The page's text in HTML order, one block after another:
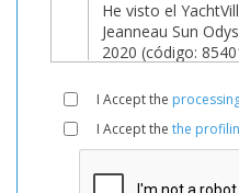
I Accept the
I Accept the the